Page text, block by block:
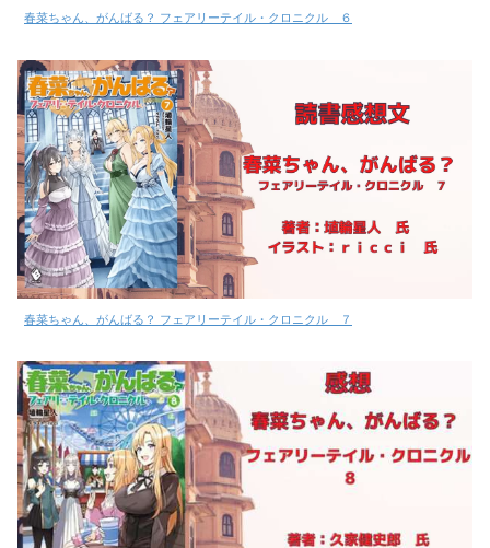
春菜ちゃん、がんばる？ フェアリーテイル・クロニクル ６
春菜ちゃん、がんばる？ フェアリーテイル・クロニクル ７